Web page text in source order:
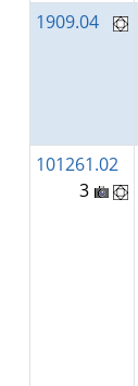
1909.04
101261.02
3